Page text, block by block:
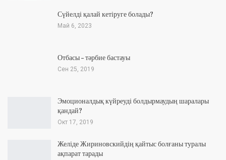
Сүйелді қалай кетіруге болады?
Май 6, 2023
Отбасы – тәрбие бастауы
Сен 25, 2019
Эмоционалдық күйреуді болдырмаудың шаралары
қандай?
Окт 17, 2019
Желіде Жириновскийдің қайтыс болғаны туралы
ақпарат тарады